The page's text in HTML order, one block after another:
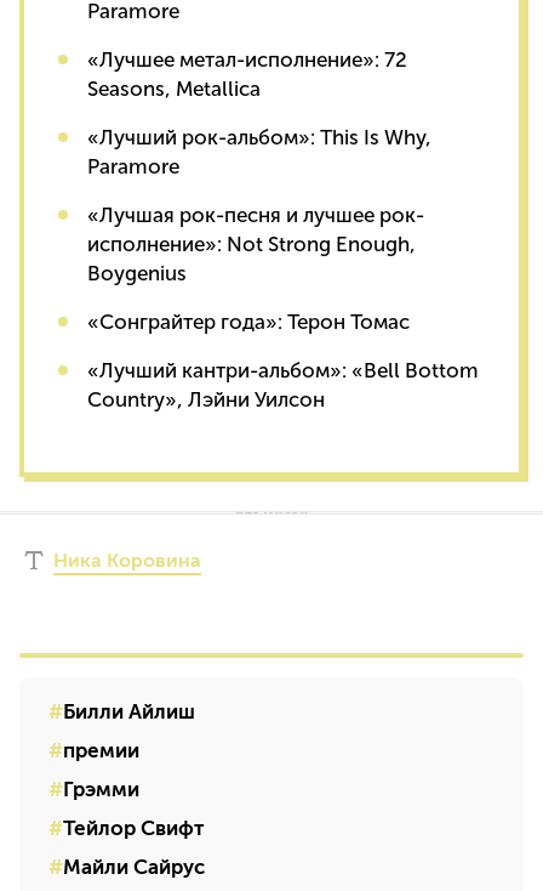
Paramore
«Лучшее метал-исполнение»: 72
Seasons, Metallica
«Лучший рок-альбом»: This Is Why,
Paramore
«Лучшая рок-песня и лучшее рок-
исполнение»: Not Strong Enough,
Boygenius
«Сонграйтер года»: Терон Томас
«Лучший кантри-альбом»: «Bell Bottom
Country», Лэйни Уилсон
Ника Коровина
Билли Айлиш
премии
Грэмми
Тейлор Свифт
Майли Сайрус